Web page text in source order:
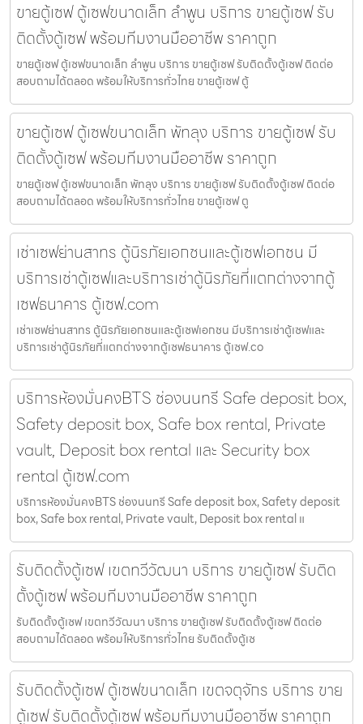
ขายตู้เซฟ ตู้เซฟขนาดเล็ก ลำพูน บริการ ขายตู้เซฟ รับ
ติดตั้งตู้เซฟ พร้อมทีมงานมืออาชีพ ราคาถูก
ขายตู้เซฟ ตู้เซฟขนาดเล็ก ลำพูน บริการ ขายตู้เซฟ รับติดตั้งตู้เซฟ ติดต่อ
สอบถามได้ตลอด พร้อมให้บริการทั่วไทย ขายตู้เซฟ ตู้
ขายตู้เซฟ ตู้เซฟขนาดเล็ก พัทลุง บริการ ขายตู้เซฟ รับ
ติดตั้งตู้เซฟ พร้อมทีมงานมืออาชีพ ราคาถูก
ขายตู้เซฟ ตู้เซฟขนาดเล็ก พัทลุง บริการ ขายตู้เซฟ รับติดตั้งตู้เซฟ ติดต่อ
สอบถามได้ตลอด พร้อมให้บริการทั่วไทย ขายตู้เซฟ ตู
เช่าเซฟย่านสาทร ตู้นิรภัยเอกชนและตู้เซฟเอกชน มี
บริการเช่าตู้เซฟและบริการเช่าตู้นิรภัยที่แตกต่างจากตู้
เซฟธนาคาร ตู้เซฟ.com
เช่าเซฟย่านสาทร ตู้นิรภัยเอกชนและตู้เซฟเอกชน มีบริการเช่าตู้เซฟและ
บริการเช่าตู้นิรภัยที่แตกต่างจากตู้เซฟธนาคาร ตู้เซฟ.co
บริการห้องมั่นคงBTS ช่องนนทรี Safe deposit box,
Safety deposit box, Safe box rental, Private
vault, Deposit box rental และ Security box
rental ตู้เซฟ.com
บริการห้องมั่นคงBTS ช่องนนทรี Safe deposit box, Safety deposit
box, Safe box rental, Private vault, Deposit box rental แ
รับติดตั้งตู้เซฟ เขตทวีวัฒนา บริการ ขายตู้เซฟ รับติด
ตั้งตู้เซฟ พร้อมทีมงานมืออาชีพ ราคาถูก
รับติดตั้งตู้เซฟ เขตทวีวัฒนา บริการ ขายตู้เซฟ รับติดตั้งตู้เซฟ ติดต่อ
สอบถามได้ตลอด พร้อมให้บริการทั่วไทย รับติดตั้งตู้เซ
รับติดตั้งตู้เซฟ ตู้เซฟขนาดเล็ก เขตจตุจักร บริการ ขาย
ตู้เซฟ รับติดตั้งตู้เซฟ พร้อมทีมงานมืออาชีพ ราคาถูก